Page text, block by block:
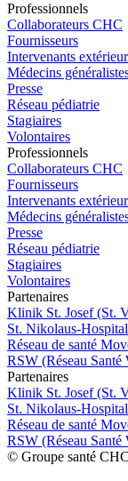
Professionnels
Collaborateurs CHC
Fournisseurs
Intervenants
Médecins
Presse
Réseau pédiatrie
Stagiaires
Volontaires
Professionnels
Collaborateurs CHC
Fournisseurs
Intervenants
Médecins
Presse
Réseau pédiatrie
Stagiaires
Volontaires
Partenaires
Klinik St. Josef (St.
St. Nikolaus-
Réseau de santé
RSW (Réseau Santé
Partenaires
Klinik St. Josef (St.
St. Nikolaus-
Réseau de santé
RSW (Réseau Santé
© Groupe santé